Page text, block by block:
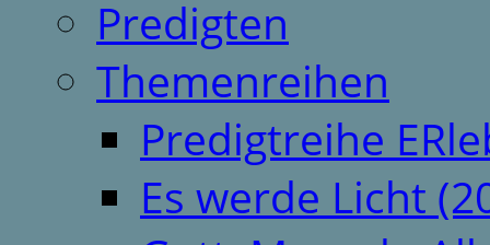
Predigten
Themenreihen
Predigtreihe
Es werde Licht